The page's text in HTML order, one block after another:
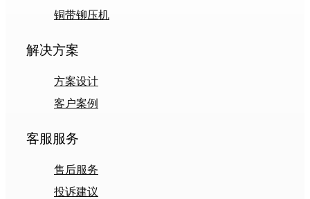
铜带铆压机
解决方案
方案设计
客户案例
客服服务
售后服务
投诉建议